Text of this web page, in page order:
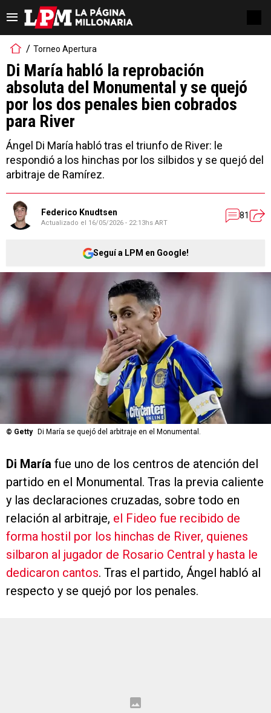
Torneo Apertura
Di María habló la reprobación
absoluta del Monumental y se quejó
por los dos penales bien cobrados
para River
Ángel Di María habló tras el triunfo de River: le
respondió a los hinchas por los silbidos y se quejó del
arbitraje de Ramírez.
Federico Knudtsen
Actualizado el 16/05/2026 - 22:13hs ART
81
Seguí a LPM en Google!
© Getty Di María se quejó del arbitraje en el Monumental.
Di María fue uno de los centros de atención del
partido en el Monumental. Tras la previa caliente
y las declaraciones cruzadas, sobre todo en
relación al arbitraje, el Fideo fue recibido de
forma hostil por los hinchas de River, quienes
silbaron al jugador de Rosario Central y hasta le
dedicaron cantos. Tras el partido, Ángel habló al
respecto y se quejó por los penales.